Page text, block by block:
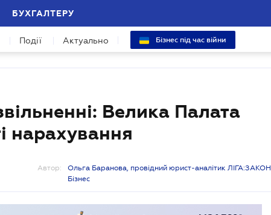
БУХГАЛТЕРУ
Події Актуально Бізнес під час війни
Велика Палата
нарахування
Автор:
Ольга Баранова, провідний юрист-аналітик ЛІГА:ЗАКОН
Бізнес